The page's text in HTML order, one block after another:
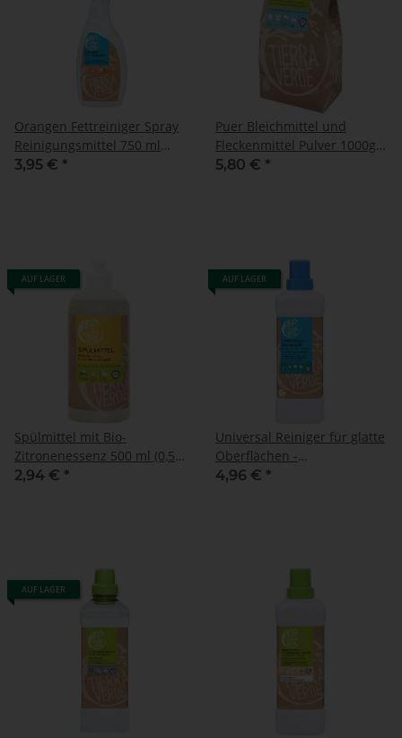
Orangen Fettreiniger Spray
Reinigungsmittel 750 ml
(0,75 Liter) Flasche
3,95 € *
Puer Bleichmittel und
Fleckenmittel Pulver 1000g
(1 kg) Papiertüte
5,80 € *
AUF LAGER
Spülmittel mit Bio-
Zitronenessenz 500 ml (0,5
Liter) Flasche
2,94 € *
AUF LAGER
Universal Reiniger für glatte
Oberflächen -
Reinigungsmittel 1000 ml (1
4,96 € *
AUF LAGER